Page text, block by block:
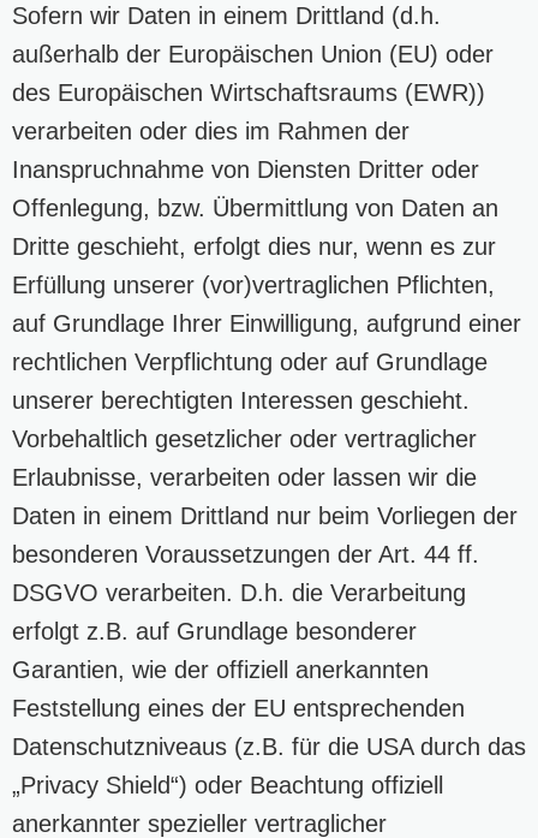
Sofern wir Daten in einem Drittland (d.h.
außerhalb der Europäischen Union (EU) oder
des Europäischen Wirtschaftsraums (EWR))
verarbeiten oder dies im Rahmen der
Inanspruchnahme von Diensten Dritter oder
Offenlegung, bzw. Übermittlung von Daten an
Dritte geschieht, erfolgt dies nur, wenn es zur
Erfüllung unserer (vor)vertraglichen Pflichten,
auf Grundlage Ihrer Einwilligung, aufgrund einer
rechtlichen Verpflichtung oder auf Grundlage
unserer berechtigten Interessen geschieht.
Vorbehaltlich gesetzlicher oder vertraglicher
Erlaubnisse, verarbeiten oder lassen wir die
Daten in einem Drittland nur beim Vorliegen der
besonderen Voraussetzungen der Art. 44 ff.
DSGVO verarbeiten. D.h. die Verarbeitung
erfolgt z.B. auf Grundlage besonderer
Garantien, wie der offiziell anerkannten
Feststellung eines der EU entsprechenden
Datenschutzniveaus (z.B. für die USA durch das
„Privacy Shield“) oder Beachtung offiziell
anerkannter spezieller vertraglicher